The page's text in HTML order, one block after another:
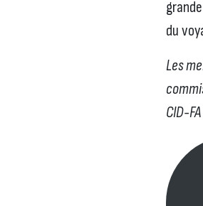
du
Les
CID-FA